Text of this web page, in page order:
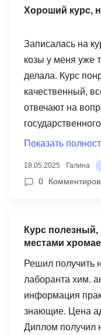
здоровая,
Хороший курс,
Записалась на
козы у меня уже
делала. Курс
качественный,
отвечают на
почтой
Я работаю
тут ещё задания
времени мало и
это. В
про рационы,
болезней.
Показать
18.05.2025 Галина
0
Курс полезный,
местами
Решил получить
лаборанта хим.
информация
знающие. Цена
Диплом получил